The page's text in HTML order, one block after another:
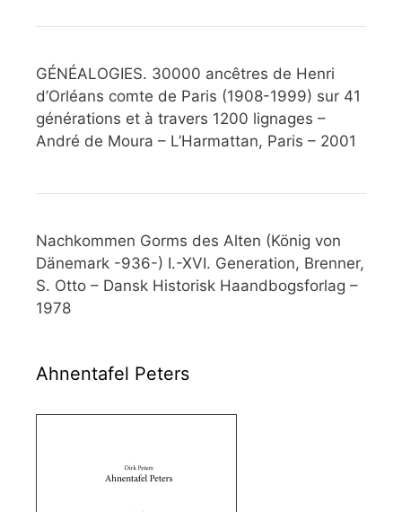
GÉNÉALOGIES. 30000 ancêtres de Henri
d’Orléans comte de Paris (1908-1999) sur 41
générations et à travers 1200 lignages –
André de Moura – L’Harmattan, Paris – 2001
Nachkommen Gorms des Alten (König von
Dänemark -936-) I.-XVI. Generation, Brenner,
S. Otto – Dansk Historisk Haandbogsforlag –
1978
Ahnentafel Peters